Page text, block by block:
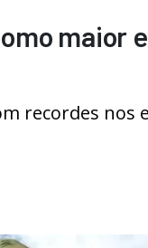
maior
recordes nos